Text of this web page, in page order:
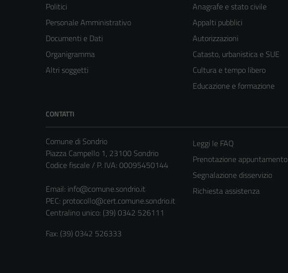
Politici
Personale Amministrativo
Documenti e Dati
Organigramma
Altri soggetti
Anagrafe e stato civile
Appalti pubblici
Autorizzazioni
Catasto, urbanistica e SUE
Cultura e tempo libero
Educazione e formazione
CONTATTI
Comune di Sondrio
Piazza Campello 1, 23100 Sondrio
Codice fiscale / P. IVA: 00095450144
Email: info@comune.sondrio.it
PEC: protocollo@cert.comune.sondrio.it
Centralino unico: (39) 0342 526111
Fax: (39) 0342 526333
Leggi le FAQ
Prenotazione appuntamento
Segnalazione disservizio
Richiesta assistenza